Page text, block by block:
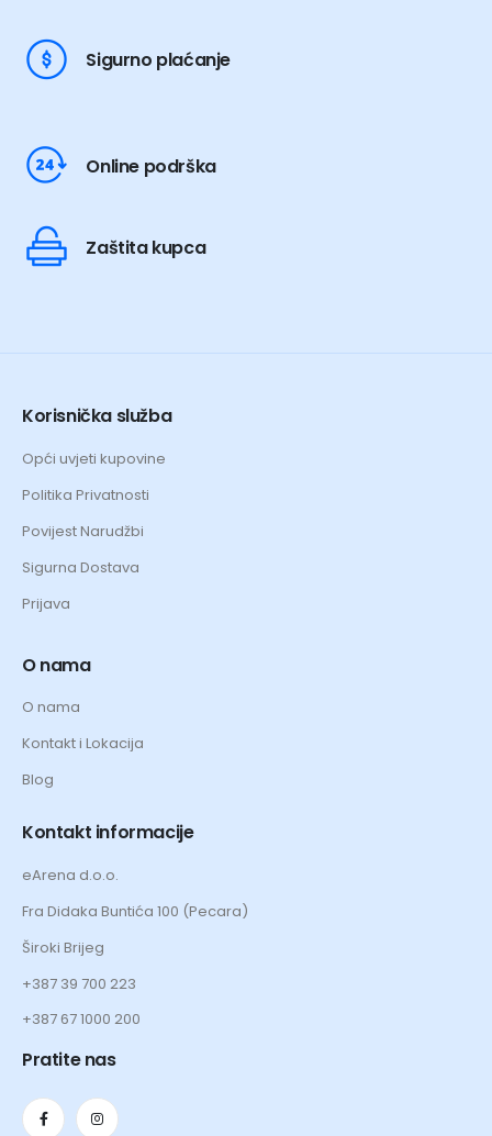
Sigurno plaćanje
Online podrška
Zaštita kupca
Korisnička služba
Opći uvjeti kupovine
Politika Privatnosti
Povijest Narudžbi
Sigurna Dostava
Prijava
O nama
O nama
Kontakt i Lokacija
Blog
Kontakt informacije
eArena d.o.o.
Fra Didaka Buntića 100 (Pecara)
Široki Brijeg
+387 39 700 223
+387 67 1000 200
Pratite nas